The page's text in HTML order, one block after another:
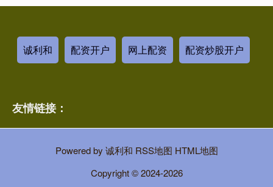
诚利和 配资开户 网上配资 配资炒股开户
友情链接：
Powered by 诚利和 RSS地图 HTML地图
Copyright© 2024-2026